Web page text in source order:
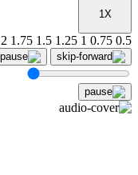
1X
0.5
0.75
1
1.25
1.5
1.75
2